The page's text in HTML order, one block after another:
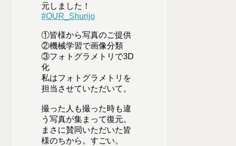
元しました！
#OUR_Shurijo
①皆様から写真のご提供
②機械学習で画像分類
③フォトグラメトリで3D
化
私はフォトグラメトリを
担当させていただいて。
撮った人も撮った時も違
う写真が集まって復元。
まさに賛同いただいた皆
様のちから。すごい。